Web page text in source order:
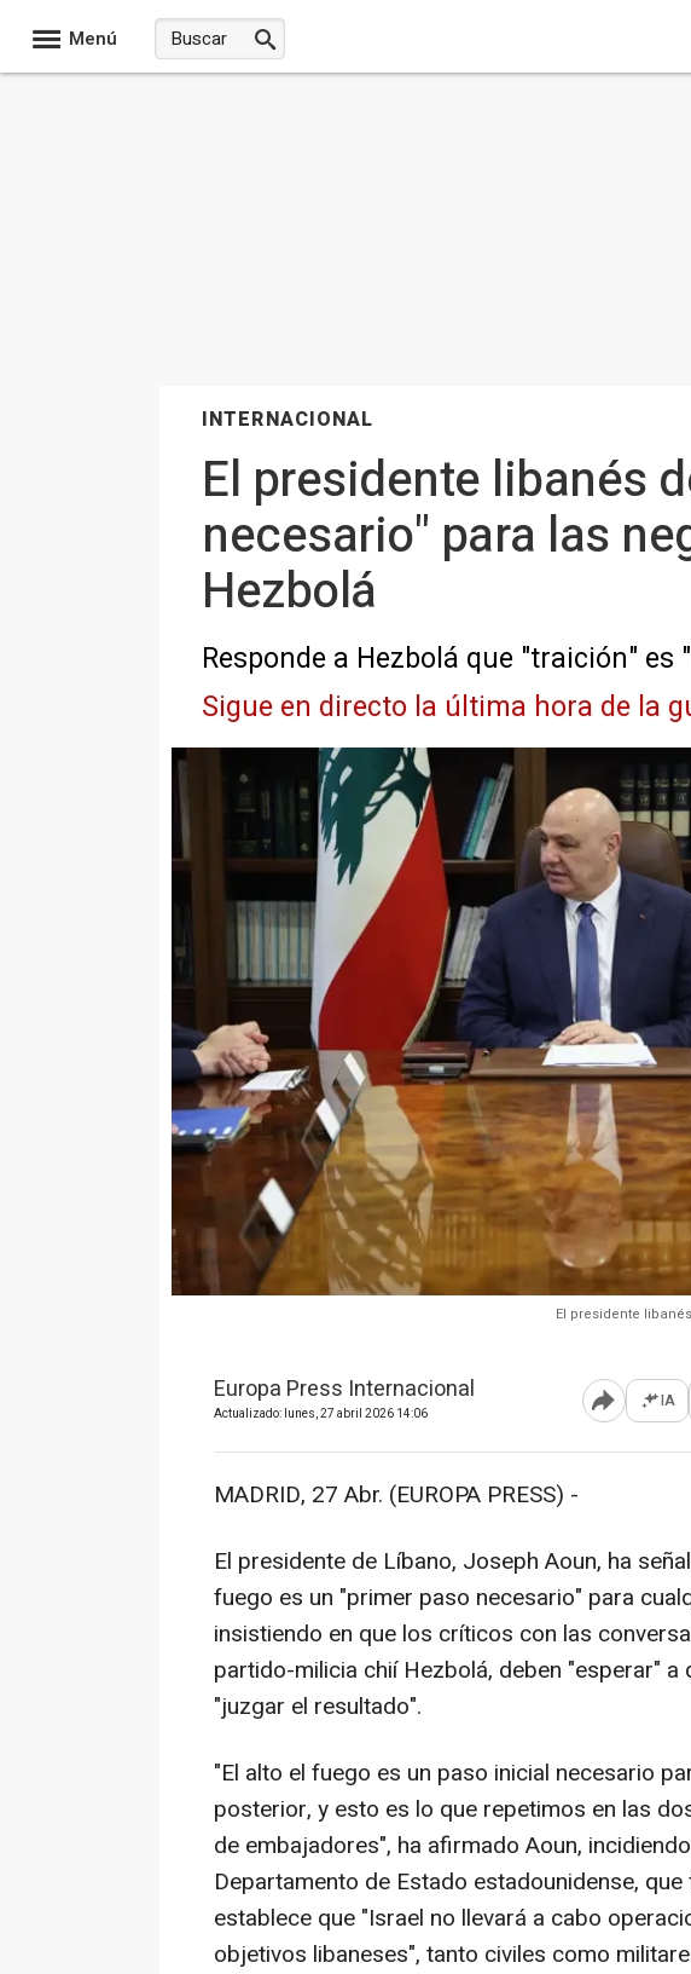
Menú
INTERNACIONAL
El presidente libanés
necesario" para las
Hezbolá
Responde a Hezbolá que "traición"
Sigue en directo la última hora de la
El presidente
Europa Press Internacional
Actualizado: lunes, 27 abril 2026 14:06 Abrir IA
MADRID, 27 Abr. (EUROPA PRESS) -
El presidente de Líbano, Joseph Aoun, ha
fuego es un "primer paso necesario" para
insistiendo en que los críticos con las
partido-milicia chií Hezbolá, deben "esperar" a
"juzgar el resultado".
"El alto el fuego es un paso inicial necesario
posterior, y esto es lo que repetimos en las
de embajadores", ha afirmado Aoun,
Departamento de Estado estadounidense,
establece que "Israel no llevará a cabo
objetivos libaneses", tanto civiles como